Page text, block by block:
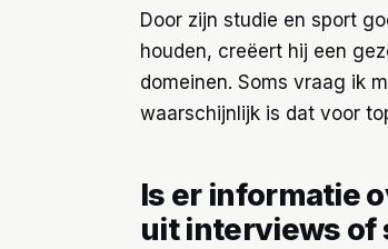
Door zijn studie en sport
houden, creëert hij een
domeinen. Soms vraag ik
waarschijnlijk is dat voor
Is er informatie
uit interviews of